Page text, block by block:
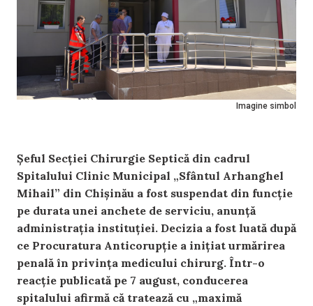
Imagine simbol
Șeful Secției Chirurgie Septică din cadrul
Spitalului Clinic Municipal „Sfântul Arhanghel
Mihail” din Chișinău a fost suspendat din funcție
pe durata unei anchete de serviciu, anunță
administrația instituției. Decizia a fost luată după
ce Procuratura Anticorupție a inițiat urmărirea
penală în privința medicului chirurg. Într-o
reacție publicată pe 7 august, conducerea
spitalului afirmă că tratează cu „maximă